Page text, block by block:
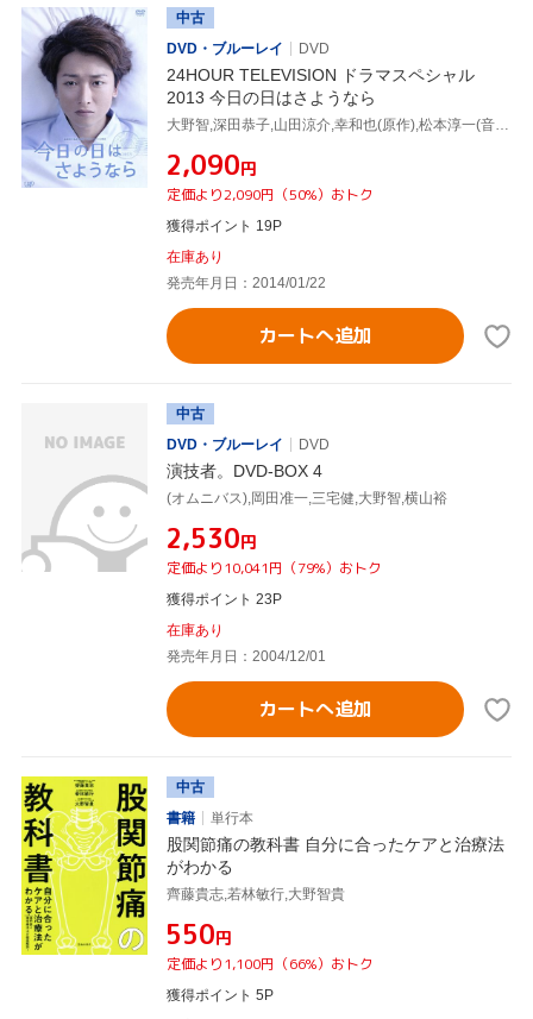
中古
DVD・ブルーレイ
DVD
24HOUR TELEVISION ドラマスペシャル
2013 今日の日はさようなら
大野智,深田恭子,山田涼介,幸和也(原作),松本淳一(音楽)
¥2,090円
定価より2,090円（50%）おトク
獲得ポイント 19P
在庫あり
発売年月日：2014/01/22
カートへ追加
中古
DVD・ブルーレイ
DVD
演技者。DVD-BOX 4
(オムニバス),岡田准一,三宅健,大野智,横山裕
¥2,530円
定価より10,041円（79%）おトク
獲得ポイント 23P
在庫あり
発売年月日：2004/12/01
カートへ追加
中古
書籍
単行本
股関節痛の教科書 自分に合ったケアと治療法
がわかる
齊藤貴志,若林敏行,大野智貴
¥550円
定価より1,100円（66%）おトク
獲得ポイント 5P